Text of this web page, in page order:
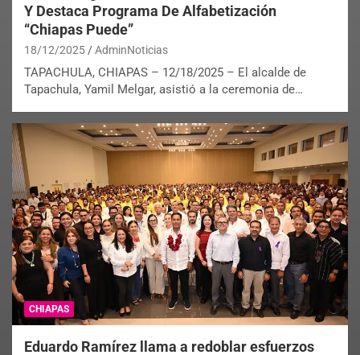
Y Destaca Programa De Alfabetización
“Chiapas Puede”
18/12/2025 AdminNoticias
TAPACHULA, CHIAPAS – 12/18/2025 – El alcalde de
Tapachula, Yamil Melgar, asistió a la ceremonia de…
CHIAPAS
Eduardo Ramírez llama a redoblar esfuerzos